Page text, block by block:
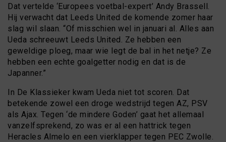
Dat vertelde ‘Europees voetbal-expert’ Andy Brassell.
Hij verwacht dat Leeds United de komende zomer haar
slag wil slaan. “Of misschien wel in januari al. Alles aan
Ueda schreeuwt Leeds United. Ze hebben een
geweldige ploeg, maar wie legt de bal in het netje? Ze
hebben een echte goalgetter nodig en dat is de
Japanner.”
In De Klassieker kwam Ueda niet tot scoren. Dat
betekende zowel een droge wedstrijd tegen AZ, PSV
als Ajax. Tegen ‘de mindere Goden’ gaat het allemaal
vanzelfsprekend, zo was er al een hattrick tegen
Heracles Almelo en een vierklapper tegen PEC Zwolle.